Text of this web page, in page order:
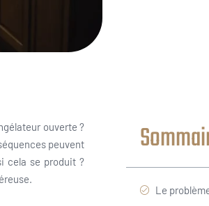
ouverte ?
peuvent
cela se produit ?